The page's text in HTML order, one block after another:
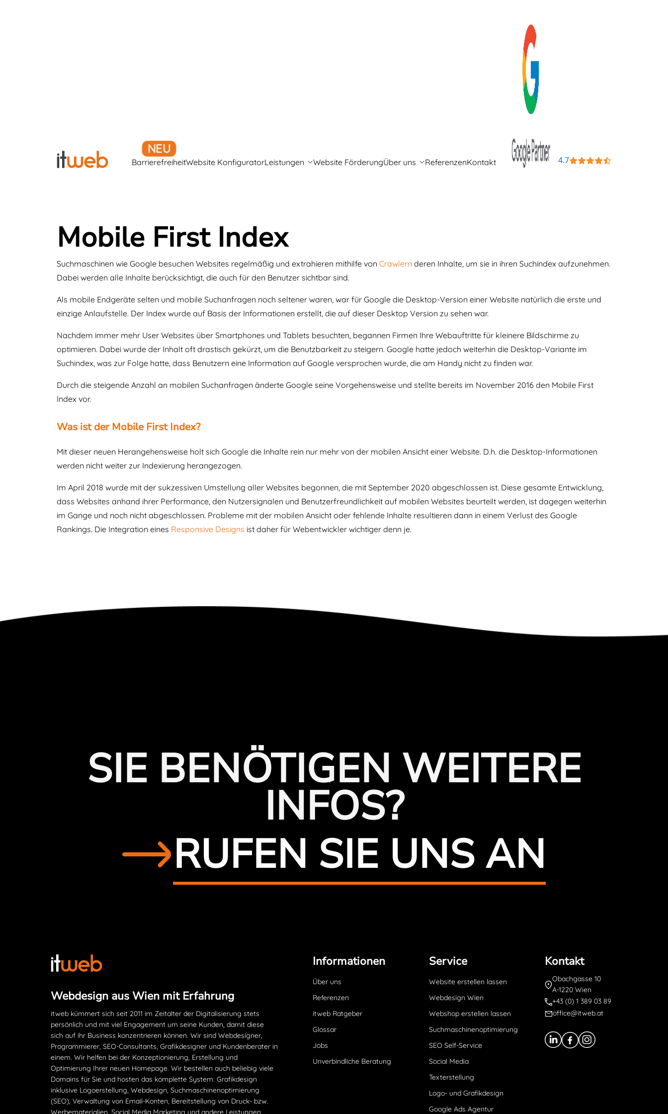
BarrierefreiheitWebsite KonfiguratorLeistungen Website FörderungÜber uns ReferenzenKontakt 4.7
Mobile First Index
Suchmaschinen wie Google besuchen Websites regelmäßig und extrahieren mithilfe von Crawlern deren Inhalte, um sie in ihren Suchindex aufzunehmen.
Dabei werden alle Inhalte berücksichtigt, die auch für den Benutzer sichtbar sind.
Als mobile Endgeräte selten und mobile Suchanfragen noch seltener waren, war für Google die Desktop-Version einer Website natürlich die erste und
einzige Anlaufstelle. Der Index wurde auf Basis der Informationen erstellt, die auf dieser Desktop Version zu sehen war.
Nachdem immer mehr User Websites über Smartphones und Tablets besuchten, begannen Firmen Ihre Webauftritte für kleinere Bildschirme zu
optimieren. Dabei wurde der Inhalt oft drastisch gekürzt, um die Benutzbarkeit zu steigern. Google hatte jedoch weiterhin die Desktop-Variante im
Suchindex, was zur Folge hatte, dass Benutzern eine Information auf Google versprochen wurde, die am Handy nicht zu finden war.
Durch die steigende Anzahl an mobilen Suchanfragen änderte Google seine Vorgehensweise und stellte bereits im November 2016 den Mobile First
Index vor.
Was ist der Mobile First Index?
Mit dieser neuen Herangehensweise holt sich Google die Inhalte rein nur mehr von der mobilen Ansicht einer Website. D.h. die Desktop-Informationen
werden nicht weiter zur Indexierung herangezogen.
Im April 2018 wurde mit der sukzessiven Umstellung aller Websites begonnen, die mit September 2020 abgeschlossen ist. Diese gesamte Entwicklung,
dass Websites anhand ihrer Performance, den Nutzersignalen und Benutzerfreundlichkeit auf mobilen Websites beurteilt werden, ist dagegen weiterhin
im Gange und noch nicht abgeschlossen. Probleme mit der mobilen Ansicht oder fehlende Inhalte resultieren dann in einem Verlust des Google
Rankings. Die Integration eines Responsive Designs ist daher für Webentwickler wichtiger denn je.
SIE BENÖTIGEN WEITERE
INFOS?
RUFEN SIE UNS AN
Webdesign aus Wien mit Erfahrung
itweb kümmert sich seit 2011 im Zeitalter der Digitalisierung stets
persönlich und mit viel Engagement um seine Kunden, damit diese
sich auf ihr Business konzentrieren können. Wir sind Webdesigner,
Programmierer, SEO-Consultants, Grafikdesigner und Kundenberater in
einem. Wir helfen bei der Konzeptionierung, Erstellung und
Optimierung Ihrer neuen Homepage. Wir bestellen auch beliebig viele
Domains für Sie und hosten das komplette System. Grafikdesign
inklusive Logoerstellung, Webdesign, Suchmaschinen­optimierung
(SEO), Verwaltung von Email-Konten, Bereitstellung von Druck- bzw.
Werbematerialien, Social Media Marketing und andere Leistungen
Informationen
Über uns
Referenzen
itweb Ratgeber
Glossar
Jobs
Unverbindliche Beratung
Service
Website erstellen lassen
Webdesign Wien
Webshop erstellen lassen
Suchmaschinenoptimierung
SEO Self-Service
Social Media
Texterstellung
Logo- und Grafikdesign
Google Ads Agentur
Kontakt
Obachgasse 10
A-1220 Wien
+43 (0) 1 389 03 89
office@itweb.at